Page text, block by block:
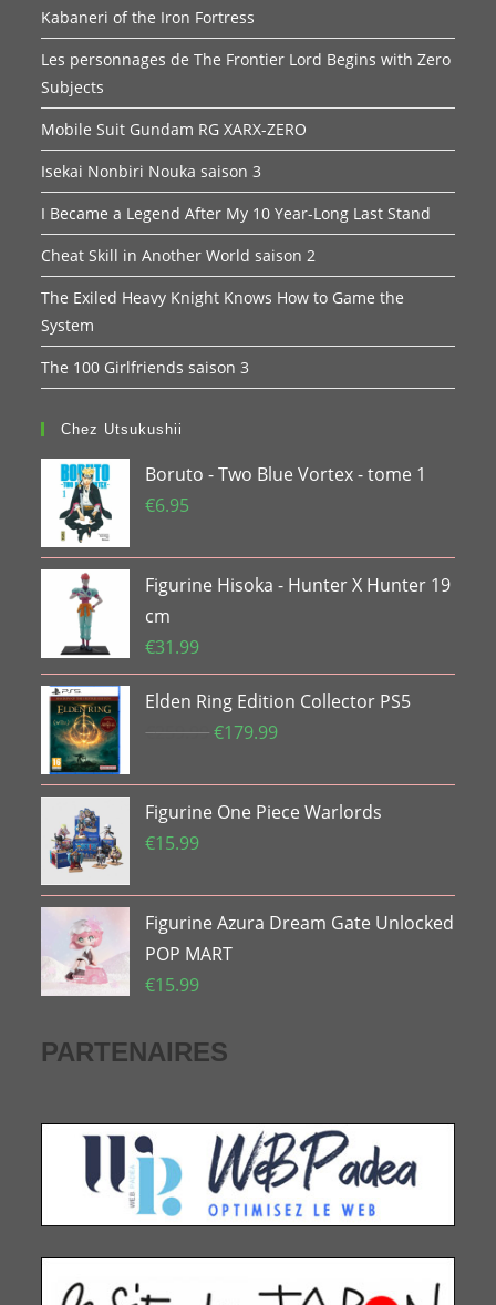
Kabaneri of the Iron Fortress
Les personnages de The Frontier Lord Begins with Zero
Subjects
Mobile Suit Gundam RG XARX-ZERO
Isekai Nonbiri Nouka saison 3
I Became a Legend After My 10 Year-Long Last Stand
Cheat Skill in Another World saison 2
The Exiled Heavy Knight Knows How to Game the
System
The 100 Girlfriends saison 3
Chez Utsukushii
Boruto - Two Blue Vortex - tome 1
€6.95
Figurine Hisoka - Hunter X Hunter 19
cm
€31.99
Elden Ring Edition Collector PS5
€259.99 Le
initial
était :
€179.99Le
actuel
est :
Figurine One Piece Warlords
€15.99
Figurine Azura Dream Gate Unlocked
POP MART
€15.99
PARTENAIRES